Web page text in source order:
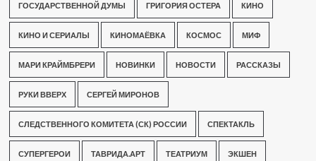
ГОСУДАРСТВЕННОЙ ДУМЫ ГРИГОРИЯ ОСТЕРА КИНО
КИНО И СЕРИАЛЫ КИНОМАЁВКА КОСМОС МИФ
МАРИ КРАЙМБРЕРИ НОВИНКИ НОВОСТИ РАССКАЗЫ
РУКИ ВВЕРХ СЕРГЕЙ МИРОНОВ
СЛЕДСТВЕННОГО КОМИТЕТА (СК) РОССИИ СПЕКТАКЛЬ
СУПЕРГЕРОИ ТАВРИДА.АРТ ТЕАТРИУМ ЭКШЕН